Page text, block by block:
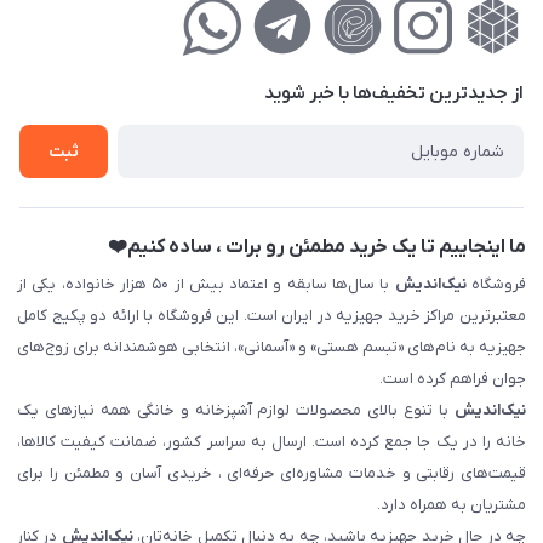
کوچه گلریز 4 غربی ، پلاک 13
لیست محصولات
حریم خصوصی
فروش‌اقساطی
از جدید‌ترین تخفیف‌ها با‌ خبر شوید
ثبت
ما اینجاییم تا یک خرید مطمئن رو برات ، ساده کنیم❤️
فروشگاهنیک‌اندیش
با سال‌ها سابقه و اعتماد بیش از ۵۰ هزار خانواده، یکی از
معتبرترین مراکز خرید جهیزیه در ایران است. این فروشگاه با ارائه دو پکیج کامل
جهیزیه به نام‌های «تبسم هستی» و «آسمانی»، انتخابی هوشمندانه برای زوج‌های
جوان فراهم کرده است.
نیک‌اندیش با تنوع بالای محصولات لوازم آشپزخانه و خانگی همه نیازهای یک
خانه را در یک جا جمع کرده است. ارسال به سراسر کشور، ضمانت کیفیت کالاها،
قیمت‌های رقابتی و خدمات مشاوره‌ای حرفه‌ای ، خریدی آسان و مطمئن را برای
مشتریان به همراه دارد.
چه در حال خرید جهیزیه باشید، چه به دنبال تکمیل خانه‌تان،نیک‌اندیش در کنار